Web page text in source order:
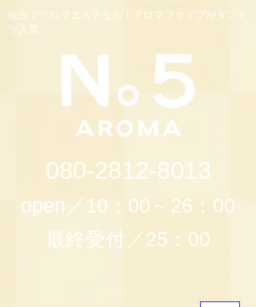
仙台でアロマエステなら！アロマファイブがダント
ツ人気。
080-2812-8013
open／10：00～26：00
最終受付／25：00